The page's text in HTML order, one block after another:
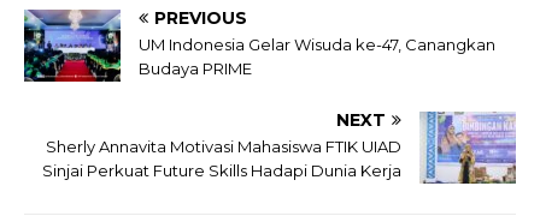
PREVIOUS
UM Indonesia Gelar Wisuda ke-47, Canangkan
Budaya PRIME
NEXT
Sherly Annavita Motivasi Mahasiswa FTIK UIAD
Sinjai Perkuat Future Skills Hadapi Dunia Kerja